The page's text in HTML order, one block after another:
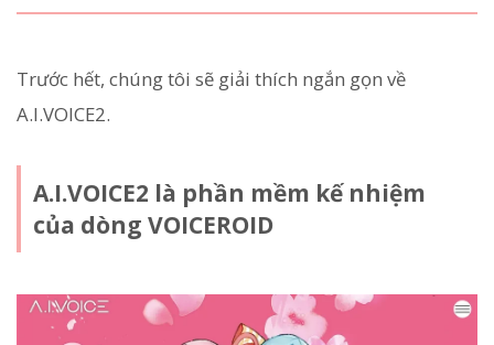
Trước hết, chúng tôi sẽ giải thích ngắn gọn về
A.I.VOICE2.
A.I.VOICE2 là phần mềm kế nhiệm
của dòng VOICEROID